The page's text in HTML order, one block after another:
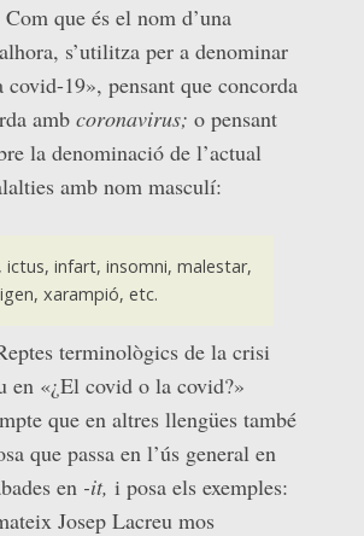
que és el nom d’una
s’utilitza per a denominar
19», pensant que concorda
amb coronavirus; o pensant
la denominació de l’actual
amb nom masculí:
infart, insomni, malestar,
xarampió, etc.
terminològics de la crisi
en «¿El covid o la covid?»
que en altres llengües també
que passa en l’ús general en
en -it, i posa els exemples:
Josep Lacreu mos